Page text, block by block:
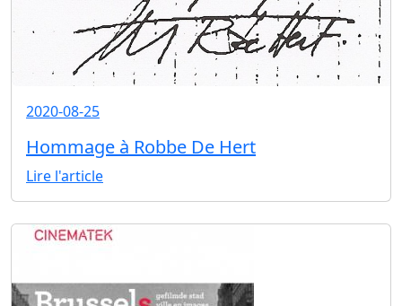
2020-08-25
Hommage à Robbe De Hert
Lire l'article